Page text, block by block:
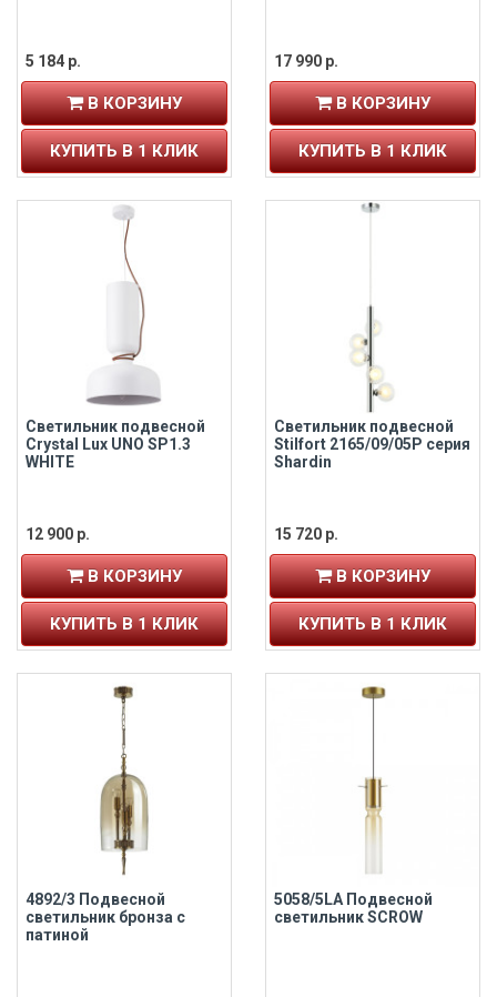
5 184 р.
В КОРЗИНУ
КУПИТЬ В 1 КЛИК
17 990 р.
В КОРЗИНУ
КУПИТЬ В 1 КЛИК
Светильник подвесной
Crystal Lux UNO SP1.3
WHITE
12 900 р.
В КОРЗИНУ
КУПИТЬ В 1 КЛИК
Светильник подвесной
Stilfort 2165/09/05P серия
Shardin
15 720 р.
В КОРЗИНУ
КУПИТЬ В 1 КЛИК
4892/3 Подвесной
светильник бронза с
патиной
5058/5LA Подвесной
светильник SCROW